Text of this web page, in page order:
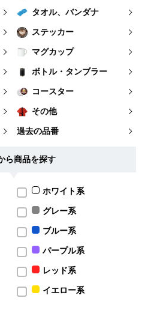
タオル、バンダナ
ステッカー
マグカップ
ボトル・タンブラー
コースター
その他
過去の品番
ら商品を探す
ホワイト系
グレー系
ブルー系
パープル系
レッド系
イエロー系